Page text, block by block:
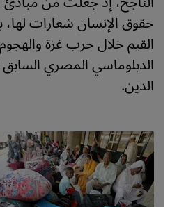
حقوق الإنسان شعارات لها،
القيم خلال حرب غزة
الدبلوماسي المصري
الدين.